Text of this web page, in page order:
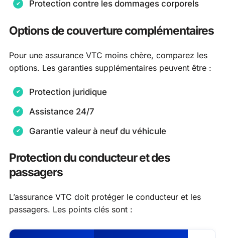
Protection contre les dommages corporels
Options de couverture complémentaires
Pour une assurance VTC moins chère, comparez les
options. Les garanties supplémentaires peuvent être :
Protection juridique
Assistance 24/7
Garantie valeur à neuf du véhicule
Protection du conducteur et des
passagers
L’assurance VTC doit protéger le conducteur et les
passagers. Les points clés sont :